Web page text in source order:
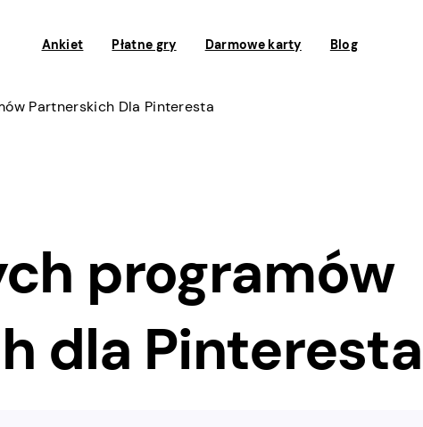
Ankiet Płatne gry Darmowe karty Blog
Partnerskich Dla Pinteresta
programów
dla Pinteresta